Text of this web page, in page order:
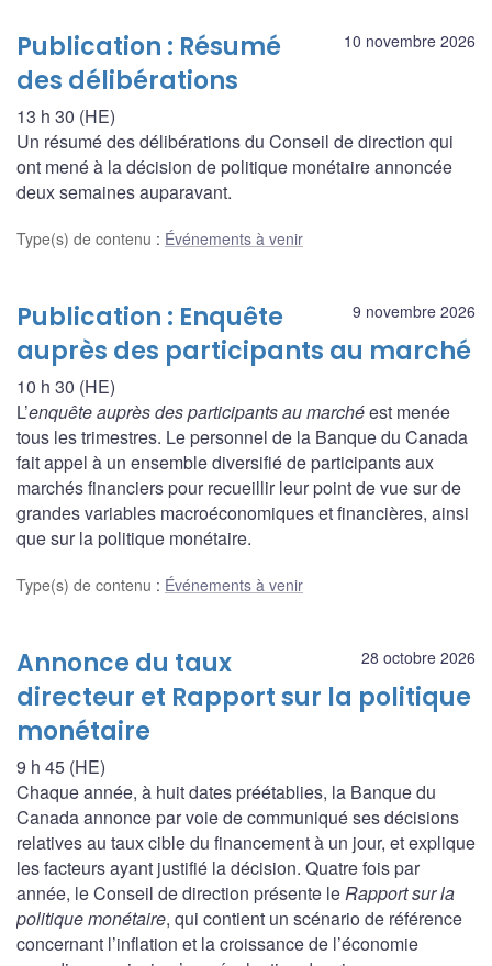
10 novembre 2026
Publication : Résumé
des délibérations
13 h 30 (HE)
Un résumé des délibérations du Conseil de direction qui
ont mené à la décision de politique monétaire annoncée
deux semaines auparavant.
Type(s) de contenu : Événements à venir
9 novembre 2026
Publication : Enquête
auprès des participants au marché
10 h 30 (HE)
L’enquête auprès des participants au marchéest menée
tous les trimestres. Le personnel de la Banque du Canada
fait appel à un ensemble diversifié de participants aux
marchés financiers pour recueillir leur point de vue sur de
grandes variables macroéconomiques et financières, ainsi
que sur la politique monétaire.
Type(s) de contenu : Événements à venir
28 octobre 2026
Annonce du taux
directeur et Rapport sur la politique
monétaire
9 h 45 (HE)
Chaque année, à huit dates préétablies, la Banque du
Canada annonce par voie de communiqué ses décisions
relatives au taux cible du financement à un jour, et explique
les facteurs ayant justifié la décision. Quatre fois par
année, le Conseil de direction présente leRapport sur la
politique monétaire, qui contient un scénario de référence
concernant l’inflation et la croissance de l’économie